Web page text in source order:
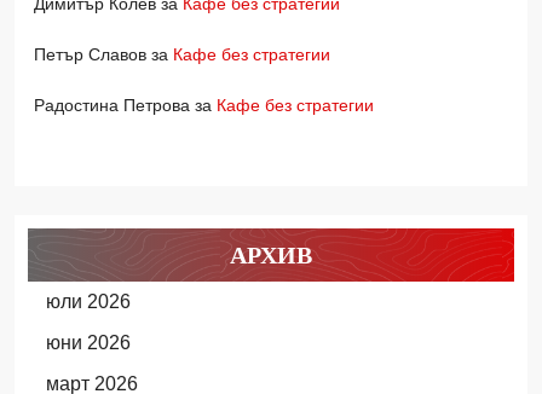
Петър Славов за Кафе без стратегии
Радостина Петрова за Кафе без стратегии
АРХИВ
юли 2026
юни 2026
март 2026